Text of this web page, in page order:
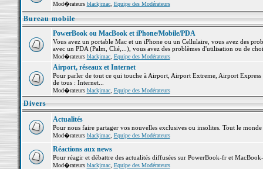
Mod�rateurs blackjmac, Equipe des Modérateurs
Bureau mobile
PowerBook ou MacBook et iPhone/Mobile/PDA
Vous avez un portable Mac et un iPhone ou un Cellulaire, vous avez des
avec un PDA (Palm, Clié,...), vous avez des problèmes d'utilisation ou de
Mod�rateurs blackjmac, Equipe des Modérateurs
Airport, réseaux et Internet
Pour parler de tout ce qui touche à Airport, Airport Extreme, Airport
de tous : Internet...
Mod�rateurs blackjmac, Equipe des Modérateurs
Divers
Actualités
Pour nous faire partager vos nouvelles exclusives ou insolites. Tout le
Mod�rateurs blackjmac, Equipe des Modérateurs
Réactions aux news
Pour réagir et débattre des actualités diffusées sur PowerBook-fr et
Mod�rateurs blackjmac, Equipe des Modérateurs